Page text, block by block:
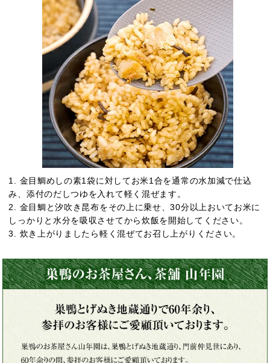
1. 金目鯛めしの素1袋に対してお米1合を通常の水加減で仕込
み、添付のだしつゆを入れて軽く混ぜます。
2. 金目鯛と汐吹き昆布をその上に乗せ、30分以上おいてお米に
しっかりと水分を吸収させてから炊飯を開始してください。
3. 炊き上がりましたら軽く混ぜてお召し上がりください。